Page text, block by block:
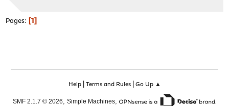
Pages 1
Help| Terms and Rules| Go Up ▲
SMF 2.1.7 © 2026, Simple Machines,